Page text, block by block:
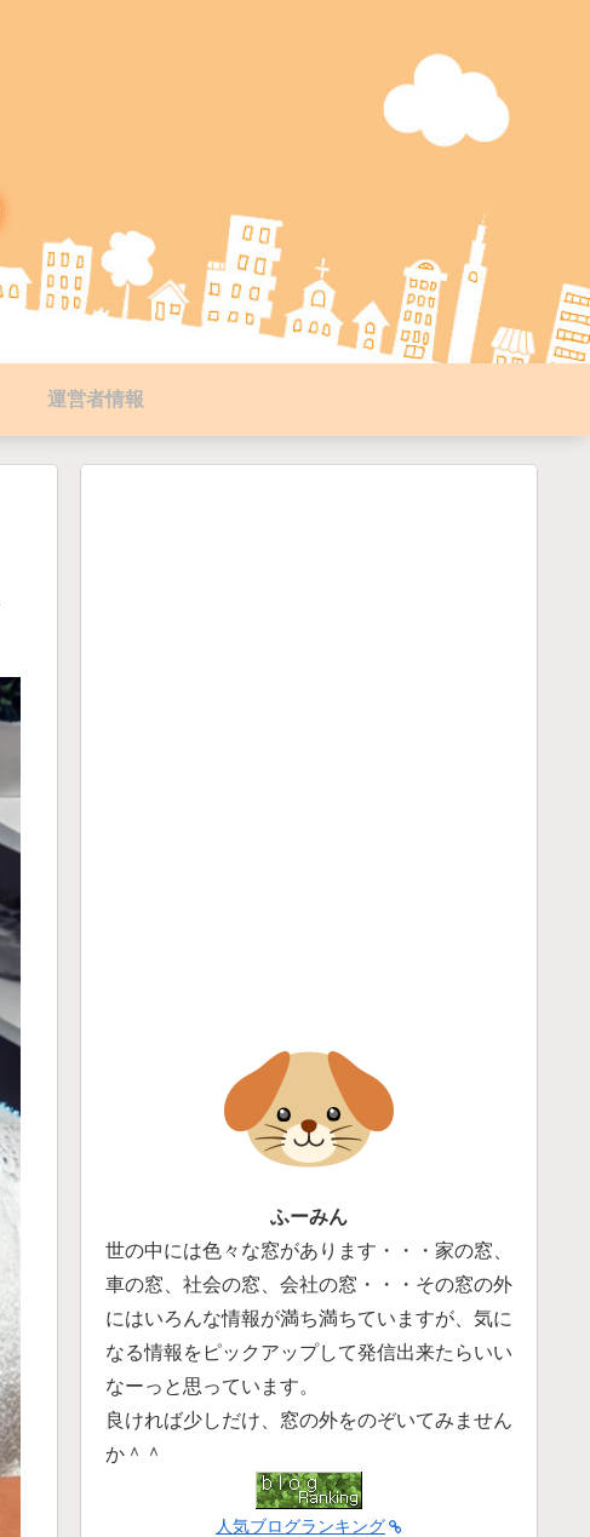
運営者情報
ふーみん
世の中には色々な窓があります・・・家の窓、
車の窓、社会の窓、会社の窓・・・その窓の外
にはいろんな情報が満ち満ちていますが、気に
なる情報をピックアップして発信出来たらいい
なーっと思っています。
良ければ少しだけ、窓の外をのぞいてみません
か＾＾
人気ブログランキング